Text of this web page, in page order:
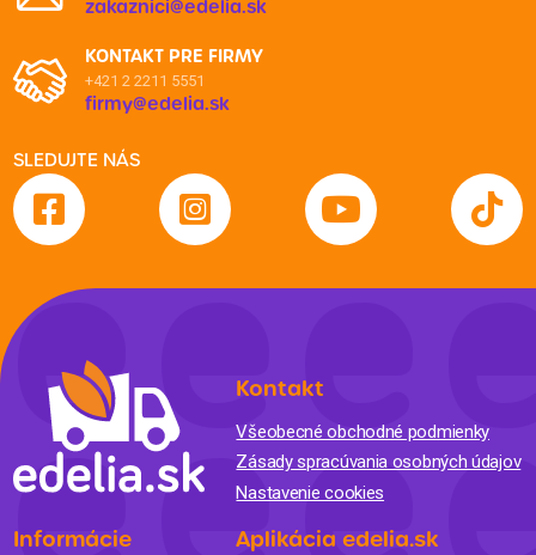
zakaznici@edelia.sk
KONTAKT PRE FIRMY
+421 2 2211 5551
firmy@edelia.sk
SLEDUJTE NÁS
Kontakt
Všeobecné obchodné podmienky
Zásady spracúvania osobných údajov
Nastavenie cookies
Informácie Aplikácia edelia.sk